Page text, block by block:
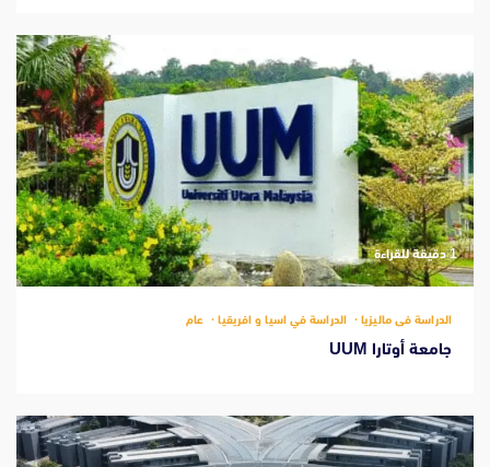
‫1 دقيقة للقراءة
الدراسة فى ماليزيا الدراسة في اسيا و افريقيا عام
جامعة أوتارا UUM